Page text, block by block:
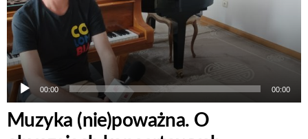
00:00 00:00
Muzyka (nie)poważna. O